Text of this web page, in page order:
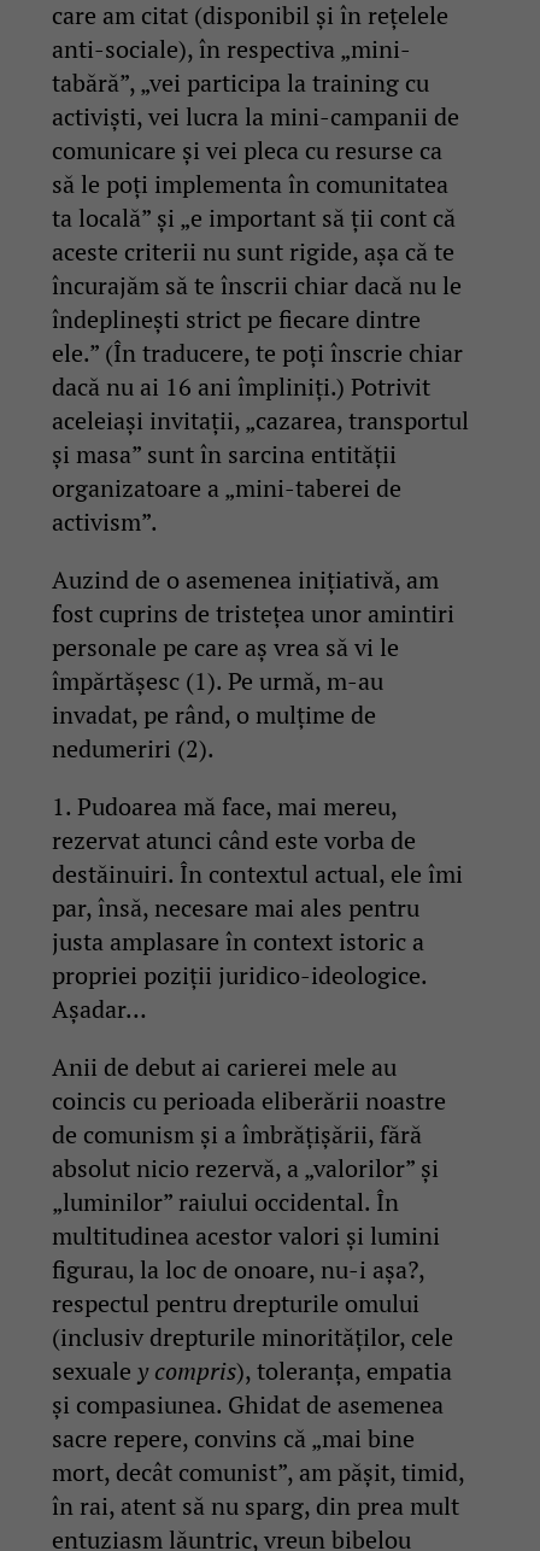
care am citat (disponibil și în rețelele
anti-sociale), în respectiva „mini-
tabără”, „vei participa la training cu
activiști, vei lucra la mini-campanii de
comunicare și vei pleca cu resurse ca
să le poți implementa în comunitatea
ta locală” și „e important să ții cont că
aceste criterii nu sunt rigide, așa că te
încurajăm să te înscrii chiar dacă nu le
îndeplinești strict pe fiecare dintre
ele.” (În traducere, te poți înscrie chiar
dacă nu ai 16 ani împliniți.) Potrivit
aceleiași invitații, „cazarea, transportul
și masa” sunt în sarcina entității
organizatoare a „mini-taberei de
activism”.
Auzind de o asemenea inițiativă, am
fost cuprins de tristețea unor amintiri
personale pe care aș vrea să vi le
împărtășesc (1). Pe urmă, m-au
invadat, pe rând, o mulțime de
nedumeriri (2).
1. Pudoarea mă face, mai mereu,
rezervat atunci când este vorba de
destăinuiri. În contextul actual, ele îmi
par, însă, necesare mai ales pentru
justa amplasare în context istoric a
propriei poziții juridico-ideologice.
Așadar…
Anii de debut ai carierei mele au
coincis cu perioada eliberării noastre
de comunism și a îmbrățișării, fără
absolut nicio rezervă, a „valorilor” și
„luminilor” raiului occidental. În
multitudinea acestor valori și lumini
figurau, la loc de onoare, nu-i așa?,
respectul pentru drepturile omului
(inclusiv drepturile minorităților, cele
sexualey compris), toleranța, empatia
și compasiunea. Ghidat de asemenea
sacre repere, convins că „mai bine
mort, decât comunist”, am pășit, timid,
în rai, atent să nu sparg, din prea mult
entuziasm lăuntric, vreun bibelou